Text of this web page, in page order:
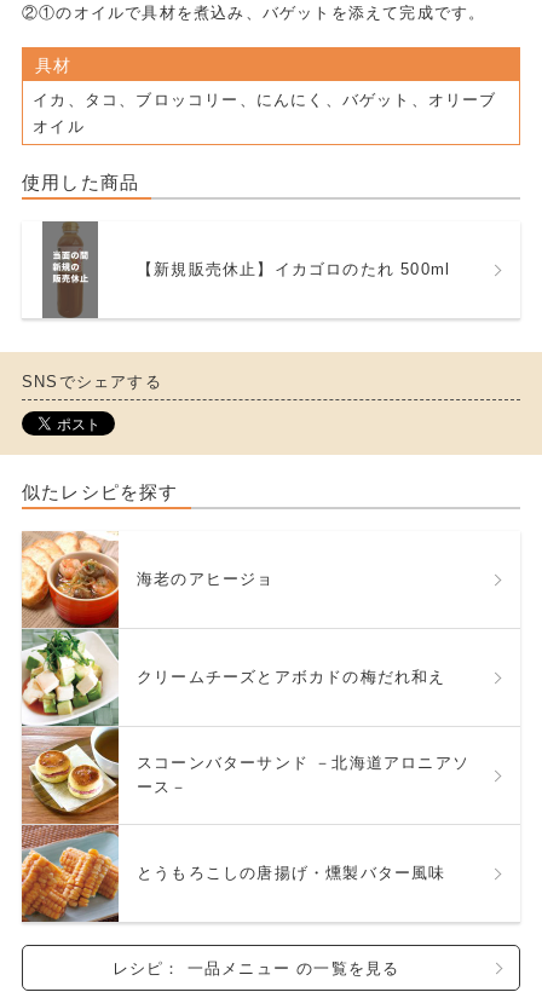
②①のオイルで具材を煮込み、バゲットを添えて完成です。
具材
イカ、タコ、ブロッコリー、にんにく、バゲット、オリーブ
オイル
使用した商品
【新規販売休止】イカゴロのたれ 500ml
SNSでシェアする
似たレシピを探す
海老のアヒージョ
クリームチーズとアボカドの梅だれ和え
スコーンバターサンド －北海道アロニアソ
ース－
とうもろこしの唐揚げ・燻製バター風味
レシピ： 一品メニュー の一覧を見る